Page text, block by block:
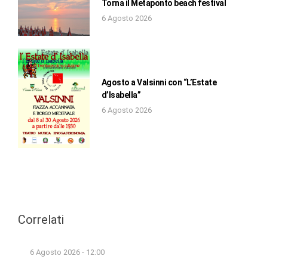
Torna il Metaponto beach festival
6 Agosto 2026
Agosto a Valsinni con “L’Estate
d’Isabella”
6 Agosto 2026
Correlati
6 Agosto 2026 - 12:00